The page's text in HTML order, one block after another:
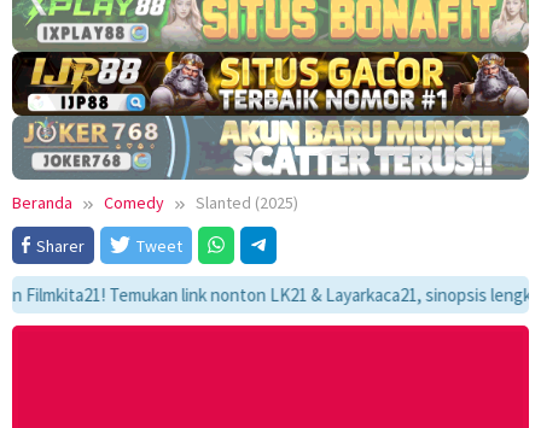
Beranda Comedy
Slanted (2025)
Sharer
Tweet
Temukan link nonton LK21 & Layarkaca21, sinopsis